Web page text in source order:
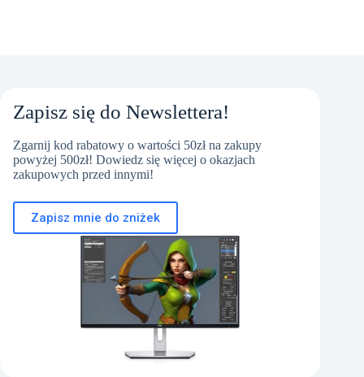
Zapisz się do Newslettera!
Zgarnij kod rabatowy o wartości 50zł na zakupy
powyżej 500zł! Dowiedz się więcej o okazjach
zakupowych przed innymi!
Zapisz mnie do zniżek